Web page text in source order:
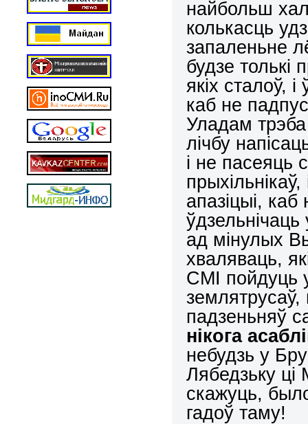
найбольш
колькасць
запаленьне
будзе толькі
якіх сталоў,
каб не
Уладам
лічбу
і не пасеяць
апазіцыі,
ад мінулых
хваляваць,
СМІ пойдуць
землятрусаў,
падзеньняў
нікога
небудзь у
Лябедзьку
скажуць,
гадоў таму!